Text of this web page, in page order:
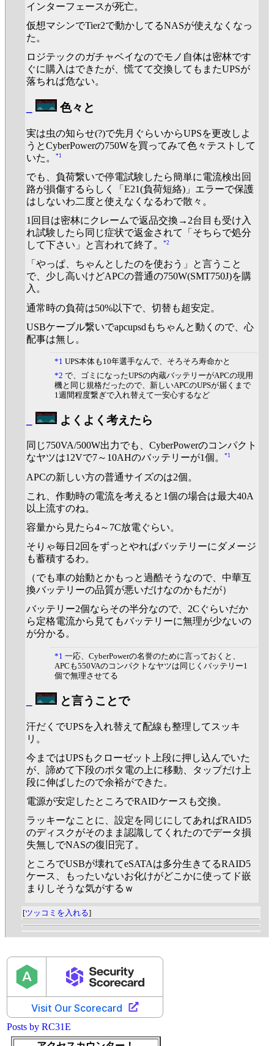
インターフェースが死亡。
仮想マシンでTier2で動かしてるNASが使えなくなっ
た。
ロジテックのガチャベイなのでモノ自体は密林です
ぐに購入はできたが、慌てて交換してもまたUPSが
落ちれば危ない。
色々と
実は虫の知らせ(?)で先月ぐらいからUPSを更改しよ
うとCyberPowerの750Wを買ってみて色々テストして
いた。
*1
でも、負荷繋いで停電試験したら簡単に電流検出回
路が損傷するらしく「E21(負荷短絡)」エラーで保護
はしないわ二度と使えなくなるわで散々。
1回目は密林にクレームで返品交換→2台目も受け入
れ試験したら同じ症状で返金されて「そちらで処分
して下さい」と言われて終了。
*2
「やっぱ、ちゃんとしたのを使おう」と言うこと
で、少し高いけどAPCの普通の750W(SMT750J)を購
入。
通常時の負荷は50%以下で、切替も超安定。
USBケーブル繋いでapcupsdもちゃんと動くので、心
配事は無し。
*1 UPS本体も10年選手なんで、そろそろ寿命かと
*2 で、ゴミになったUPSの内蔵バッテリーがAPCの現用
機と同じ規格だったので、新しいAPCのUPSが届くまで
1週間程度繋ぎで入れ替えて一安心するなど
よくよく考えたら
同じ750VA/500W出力でも、CyberPowerのコンパクト
なヤツは12Vで7～10AHのバッテリーが1個。
*1
APCの新しい方の普通サイズのは2個。
これ、作動時の電流を考えると1個の場合は最大40A
以上流すのね。
容量から見たら4～7C放電ぐらい。
そりゃ毎日2回をずっとやればバッテリーにダメージ
も蓄積するわ。
（でも車の始動とかもっと過酷そうなので、中華互
換バッテリーの品質が悪いだけなのかもだが）
バッテリー2個ならその半分なので、2Cぐらいだか
ら定格電流から見てもバッテリーに無理が少ないの
が分かる。
*1 一応、CyberPowerの名誉のために言っておくと、
APCも550VAのコンパクトなヤツは同じくバッテリー1
個で無理させてる
と言うことで
汗だくでUPSを入れ替えて配線も整理してスッキ
リ。
今まではUPSもクローゼット上段に押し込んでいた
が、諦めて下段のポタ電の上に移動、タップだけ上
段に伸ばしたので余裕ができた。
電源が安定したところでRAIDケースも交換。
ラッキーなことに、設定を同じにしてあればRAID5
のディスクがそのまま認識してくれたのでデータ損
失無しでNASの復旧完了。
ところでUSBが壊れてeSATAは多分生きてるRAID5
ケース、もったいないお化けがどこかに使ってド嵌
まりしそうな気がするｗ
[ツッコミを入れる]
Posts by RC31E